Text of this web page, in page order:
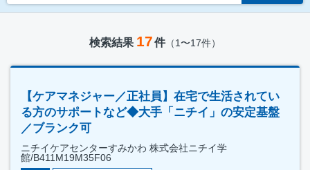
検索結果 17件（1〜17件）
【ケアマネジャー／正社員】在宅で生活されてい
る方のサポートなど◆大手「ニチイ」の安定基盤
／ブランク可
ニチイケアセンターすみかわ 株式会社ニチイ学
館/B411M19M35F06